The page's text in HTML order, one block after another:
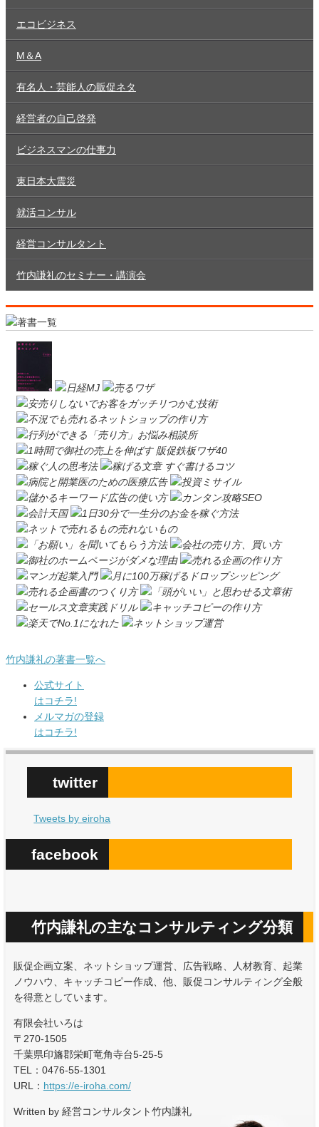
エコビジネス
M＆A
有名人・芸能人の販促ネタ
経営者の自己啓発
ビジネスマンの仕事力
東日本大震災
就活コンサル
経営コンサルタント
竹内謙礼のセミナー・講演会
竹内謙礼の著書一覧へ
公式サイト
はコチラ!
メルマガの登録
はコチラ!
twitter
Tweets by eiroha
facebook
竹内謙礼の主なコンサルティング分類
販促企画立案、ネットショップ運営、広告戦略、人材教育、起業
ノウハウ、キャッチコピー作成、他、販促コンサルティング全般
を得意としています。
有限会社いろは
〒270-1505
千葉県印旛郡栄町竜角寺台5-25-5
TEL：0476-55-1301
URL： https://e-iroha.com/
Written by 経営コンサルタント竹内謙礼